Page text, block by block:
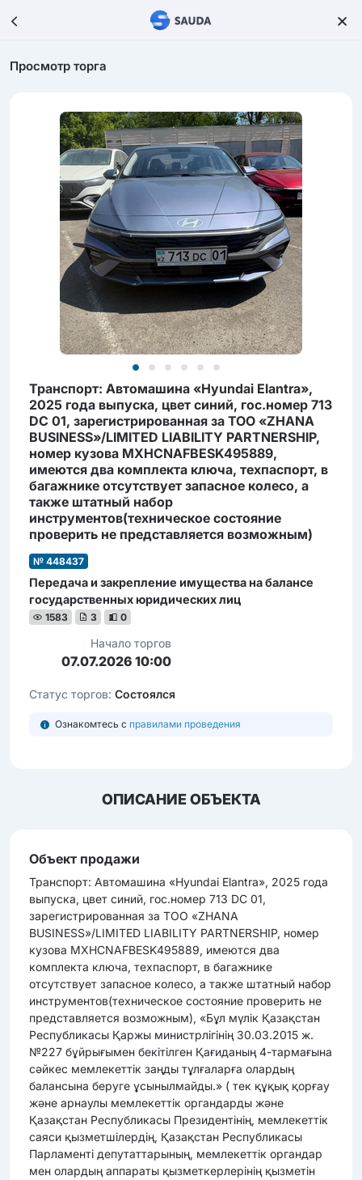
Просмотр торга
Транcпорт: Автомашина «Hyundai Elantra»,
2025 года выпуска, цвет синий, гос.номер 713
DC 01, зарегистрированная за ТОО «ZHANA
BUSINESS»/LIMITED LIABILITY PARTNERSHIP,
номер кузова MXHCNAFBESK495889,
имеются два комплекта ключа, техпаспорт, в
багажнике отсутствует запасное колесо, а
также штатный набор
инструментов(техническое состояние
проверить не представляется возможным)
№ 448437
Передача и закрепление имущества на балансе
государственных юридических лиц
1583 3 0
Начало торгов
07.07.2026 10:00
Статус торгов: Состоялся
Ознакомтесь с правилами проведения
ОПИСАНИЕ ОБЪЕКТА
Объект продажи
Транcпорт: Автомашина «Hyundai Elantra», 2025 года
выпуска, цвет синий, гос.номер 713 DC 01,
зарегистрированная за ТОО «ZHANA
BUSINESS»/LIMITED LIABILITY PARTNERSHIP, номер
кузова MXHCNAFBESK495889, имеются два
комплекта ключа, техпаспорт, в багажнике
отсутствует запасное колесо, а также штатный набор
инструментов(техническое состояние проверить не
представляется возможным), «Бұл мүлік Қазақстан
Республикасы Қаржы министрлігінің 30.03.2015 ж.
№227 бұйрығымен бекітілген Қағиданың 4-тармағына
сәйкес мемлекеттік заңды тұлғаларға олардың
балансына беруге ұсынылмайды.» ( тек құқық қорғау
және арнаулы мемлекеттік органдарды және
Қазақстан Республикасы Президентінің, мемлекеттік
саяси қызметшілердің, Қазақстан Республикасы
Парламенті депутаттарының, мемлекеттік органдар
мен олардың аппараты қызметкерлерінің қызметін